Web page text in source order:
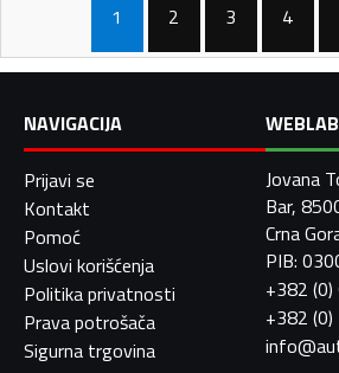
1 2 3 4
NAVIGACIJA
Prijavi se
Kontakt
Pomoć
Uslovi korišćenja
Politika privatnosti
Prava potrošača
Sigurna trgovina
Jovana
Bar,
Crna
PIB:
+382
+382